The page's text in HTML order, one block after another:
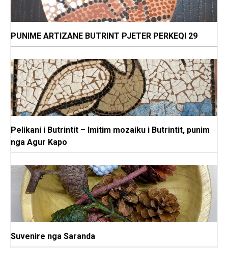
PUNIME ARTIZANE BUTRINT PJETER PERKEQI 29
Pelikani i Butrintit – Imitim mozaiku i Butrintit, punim
nga Agur Kapo
Suvenire nga Saranda